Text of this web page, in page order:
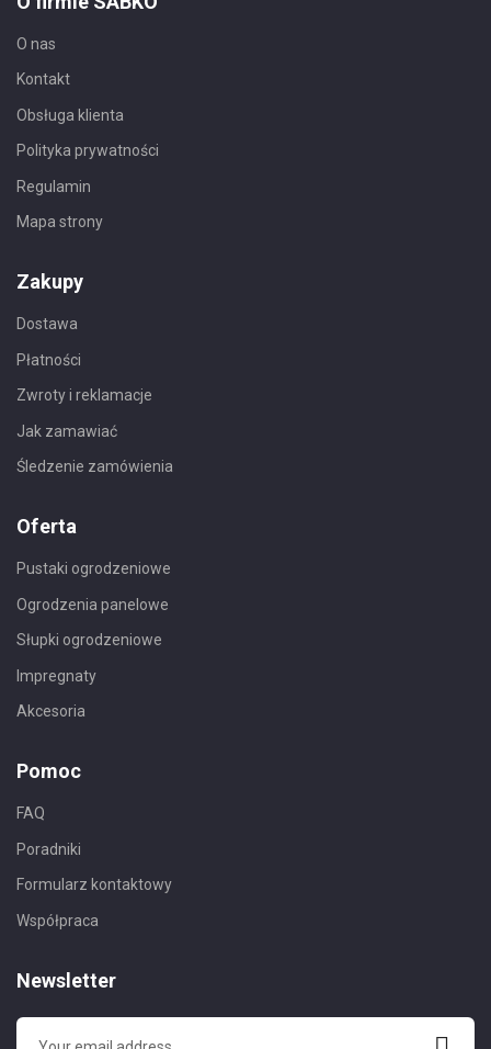
O nas
Kontakt
Obsługa klienta
Polityka prywatności
Regulamin
Mapa strony
Zakupy
Dostawa
Płatności
Zwroty i reklamacje
Jak zamawiać
Śledzenie zamówienia
Oferta
Pustaki ogrodzeniowe
Ogrodzenia panelowe
Słupki ogrodzeniowe
Impregnaty
Akcesoria
Pomoc
FAQ
Poradniki
Formularz kontaktowy
Współpraca
Newsletter